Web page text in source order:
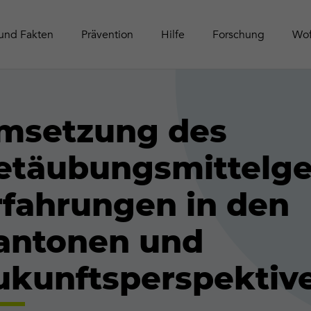
Fakten Online-Aktivitäten
Prävention
Hilfe Forschung
Zeitschrift Contact
des
in den
und